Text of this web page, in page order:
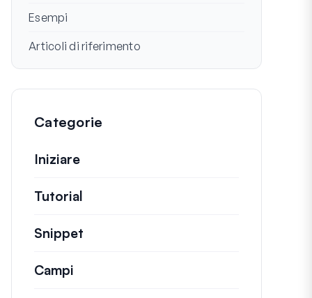
Esempi
Articoli di riferimento
Categorie
Iniziare
Tutorial
Snippet
Campi